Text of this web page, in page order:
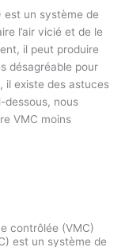
est un système de
l’air vicié et de le
il peut produire
désagréable pour
il existe des astuces
dessous, nous
VMC moins
contrôlée (VMC)
est un système de